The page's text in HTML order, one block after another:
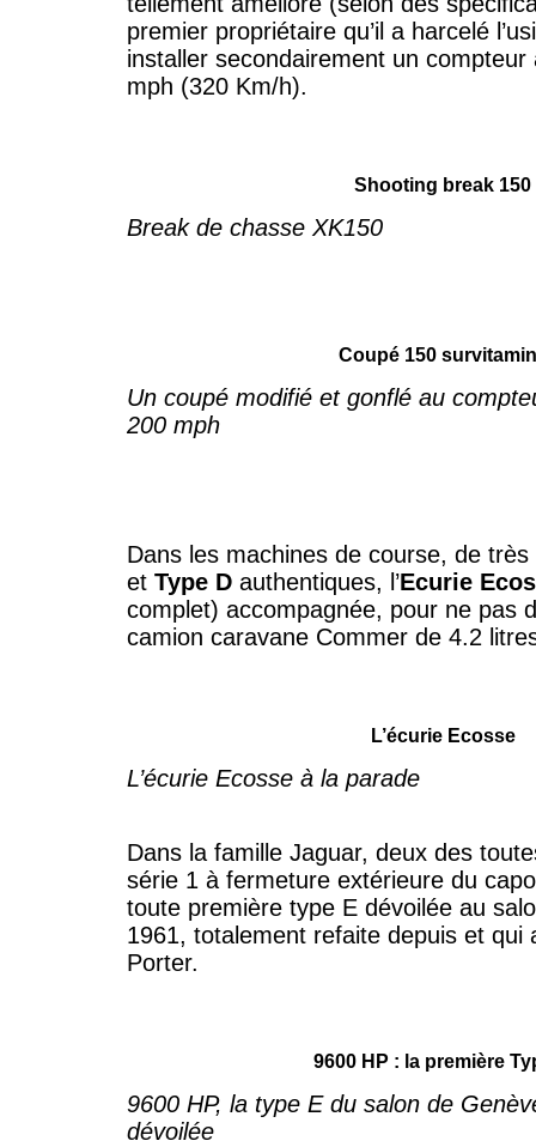
premier propriétaire qu’il a harcelé
installer secondairement un compteur
mph (320 Km/h).
Shooting break 150
Break de chasse XK150
Coupé 150
Un coupé modifié et gonflé au
200 mph
Dans les machines de course, de
et Type D authentiques, l’Ecurie
complet) accompagnée, pour ne pas
camion caravane Commer de 4.2
L’écurie Ecosse
L’écurie Ecosse à la parade
Dans la famille Jaguar, deux des
série 1 à fermeture extérieure du
toute première type E dévoilée au
1961, totalement refaite depuis et qui
Porter.
9600 HP : la première
9600 HP, la type E du salon de
dévoilée